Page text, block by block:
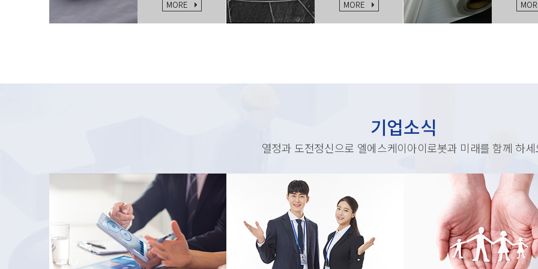
기업소식
열정과 도전정신으로 엘에스케이아이로봇과 미래를 함께 하